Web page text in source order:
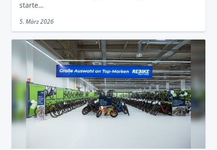
starte…
5. März 2026